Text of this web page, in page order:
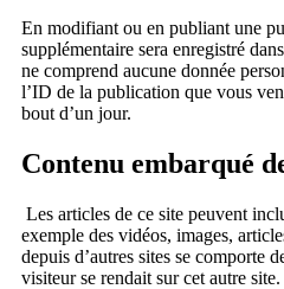
En modifiant ou en publiant une
supplémentaire sera enregistré
ne comprend aucune donnée
l’ID de la publication que vous
bout d’un jour.
Contenu embarqué
Les articles de ce site peuvent
exemple des vidéos, images,
depuis d’autres sites se comporte
visiteur se rendait sur cet autre site.